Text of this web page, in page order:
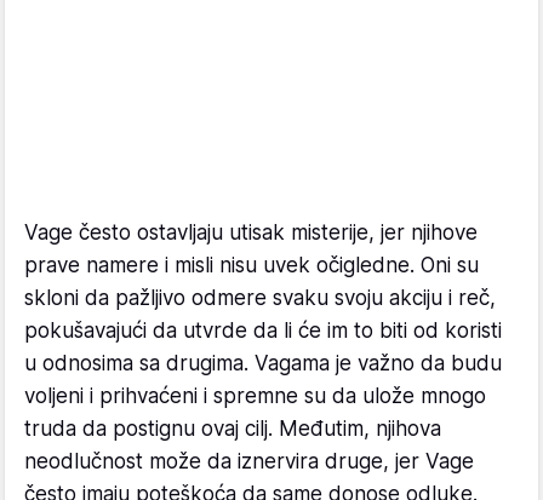
Vage često ostavljaju utisak misterije, jer njihove
prave namere i misli nisu uvek očigledne. Oni su
skloni da pažljivo odmere svaku svoju akciju i reč,
pokušavajući da utvrde da li će im to biti od koristi
u odnosima sa drugima. Vagama je važno da budu
voljeni i prihvaćeni i spremne su da ulože mnogo
truda da postignu ovaj cilj. Međutim, njihova
neodlučnost može da iznervira druge, jer Vage
često imaju poteškoća da same donose odluke.